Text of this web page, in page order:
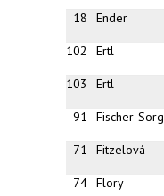
18 Ender
102 Ertl
103 Ertl
91 Fischer-Sorg
71 Fitzelová
74 Flory